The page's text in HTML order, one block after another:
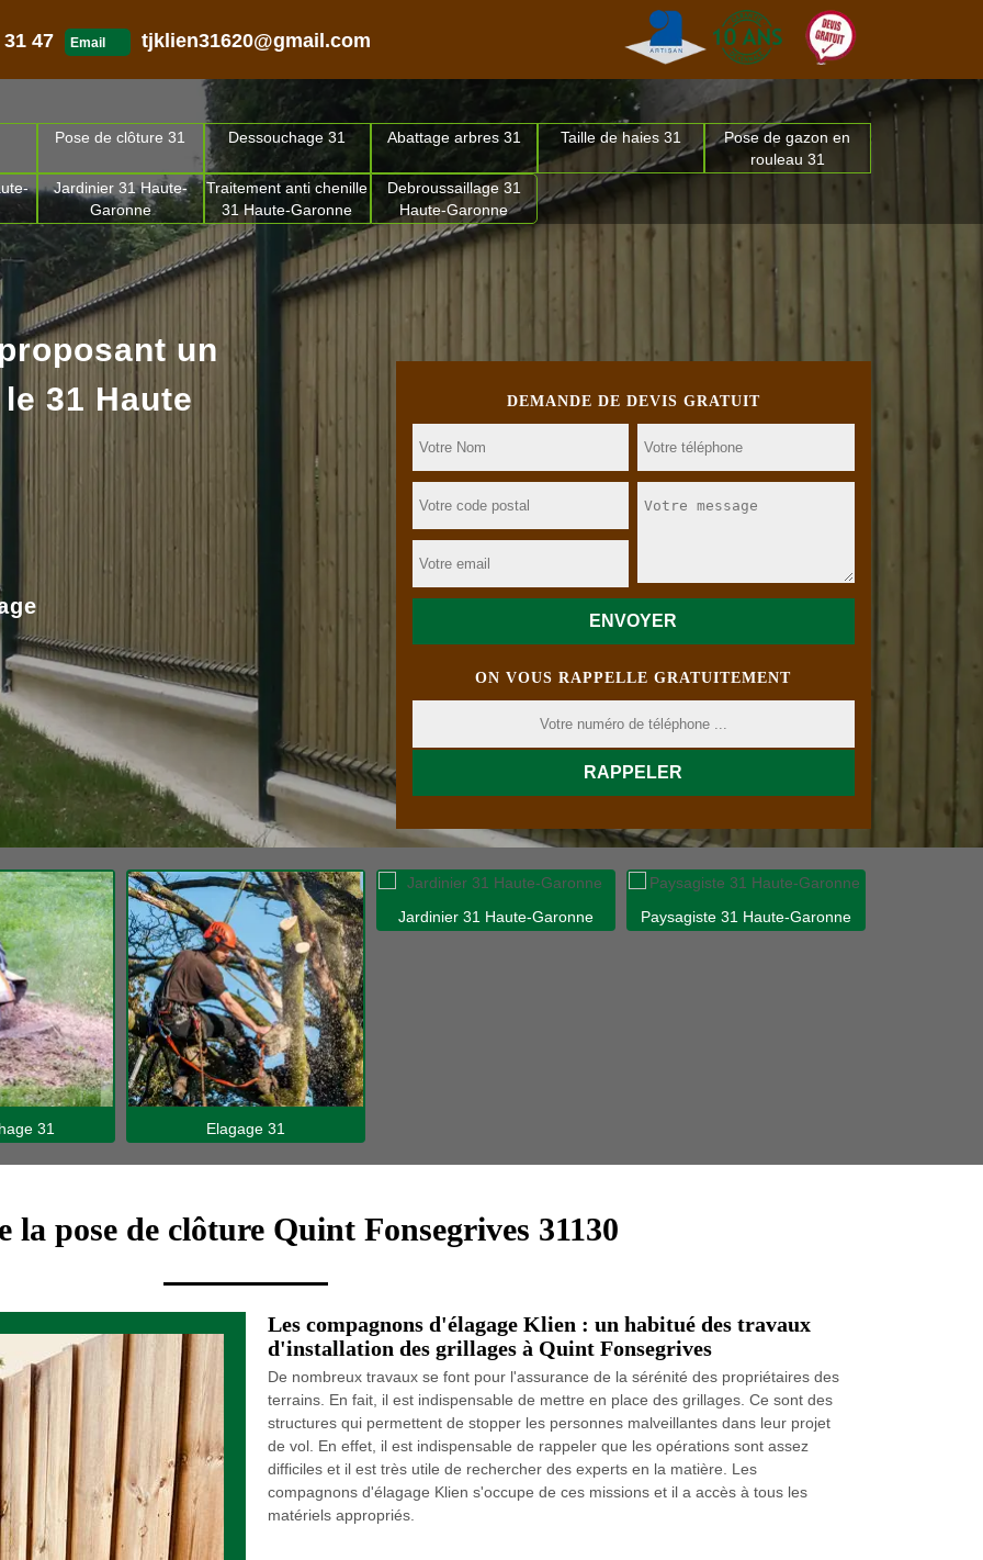
47 Email tjklien31620@gmail.com
Pose de clôture 31 Dessouchage 31 Abattage arbres 31 Taille de haies 31
Pose de gazon en
rouleau 31
Jardinier 31 Haute-
Garonne
Traitement anti chenille
31 Haute-Garonne
Debroussaillage 31
Haute-Garonne
DEMANDE DE DEVIS GRATUIT
ON VOUS RAPPELLE GRATUITEMENT
un
31 Haute
31 Elagage 31
Jardinier 31 Haute-Garonne Paysagiste 31 Haute-Garonne
la pose de clôture Quint Fonsegrives 31130
Les compagnons d'élagage Klien : un habitué des travaux
d'installation des grillages à Quint Fonsegrives
De nombreux travaux se font pour l'assurance de la sérénité des propriétaires des
terrains. En fait, il est indispensable de mettre en place des grillages. Ce sont des
structures qui permettent de stopper les personnes malveillantes dans leur projet
de vol. En effet, il est indispensable de rappeler que les opérations sont assez
difficiles et il est très utile de rechercher des experts en la matière. Les
compagnons d'élagage Klien s'occupe de ces missions et il a accès à tous les
matériels appropriés.